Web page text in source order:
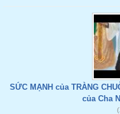
SỨC MẠNH của TRÀNG
của Cha